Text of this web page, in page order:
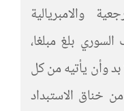
والامبريالية
بلغ مبلغا،
وأن يأتيه من كل
خناق الاستبداد